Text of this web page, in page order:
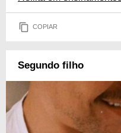
COPIAR
Segundo filho